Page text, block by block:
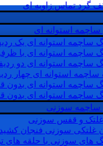
گرد تماس زاویه ای
ساچمه استوانه ای
ساچمه استوانه ای یک
ساچمه استوانه ای با
ساچمه استوانه ای دو
ساچمه استوانه ای چهار
ساچمه استوانه ای بدون
ساچمه استوانه ای بدون
ساچمه سوزنی
غلتک و قفس سوزنی
غلتکی سوزنی فنجان
های سوزنی با حلقه های